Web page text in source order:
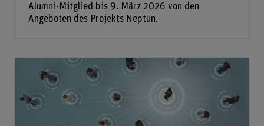
Alumni-Mitglied bis 9. März 2026 von den
Angeboten des Projekts Neptun.